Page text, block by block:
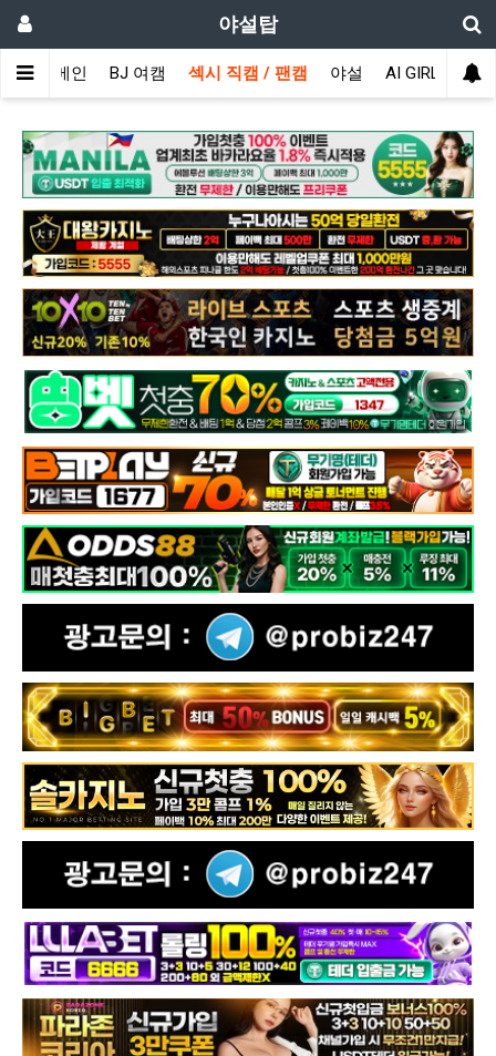
야설탑
메인 BJ 여캠 섹시 직캠 / 팬캠 야설 AI GIRL